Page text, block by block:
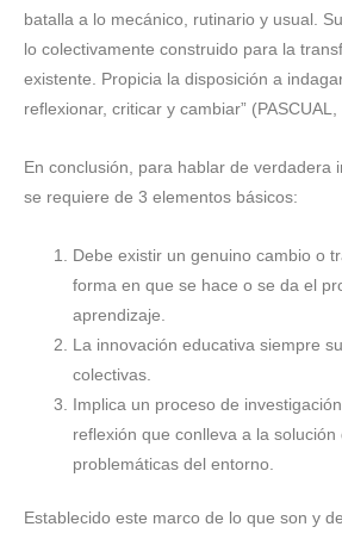
batalla a lo mecánico, rutinario y usual.
lo colectivamente construido para la
existente. Propicia la disposición a
reflexionar, criticar y cambiar” (PASCUAL,
En conclusión, para hablar de verdadera
se requiere de 3 elementos básicos:
Debe existir un genuino cambio o
forma en que se hace o se da el
aprendizaje.
La innovación educativa siempre
colectivas.
Implica un proceso de
reflexión que conlleva a la solución
problemáticas del entorno.
Establecido este marco de lo que son y